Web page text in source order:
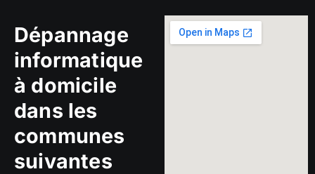
Dépannage
informatique
à domicile
dans les
communes
suivantes